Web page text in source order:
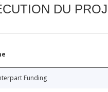
DU
Funding